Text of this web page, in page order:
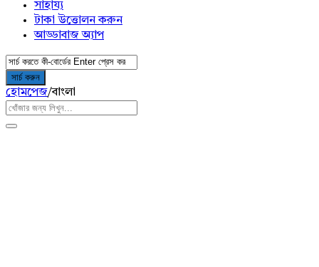
সাহায্য
টাকা উত্তোলন করুন
আড্ডাবাজ অ্যাপ
হোমপেজ/বাংলা